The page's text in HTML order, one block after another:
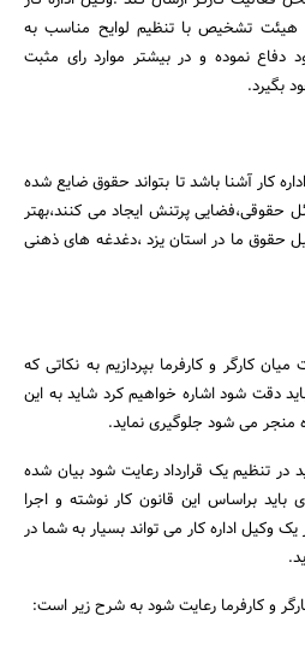
جستجو
هیئت تشخیص با تنظیم لوایح مناسب به
نموده و در بیشتر موارد رای مثبت
بگیرد.
کار آشنا باشد تا بتواند حقوق ضایع شده
حقوقی،فضایی پرتنش ایجاد می کنند،بهتر
حقوق ما در استان یزد ،دغدغه های ذهنی
کارگر و کارفرما بپردازیم به نکاتی که
دقت شود اشاره خواهیم کرد شاید به این
منجر می شود جلوگیری نماید.
که باید در تنظیم یک قرارداد رعایت شود بیان شده
باید براساس این قانون کار نوشته و اجرا
وکیل اداره کار می تواند بسیار به شما در
و کارفرما رعایت شود به شرح زیر است: